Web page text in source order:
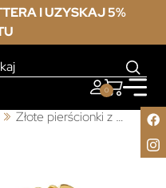
I UZYSKAJ 5%
0
Złote pierścionki z cyrkonią